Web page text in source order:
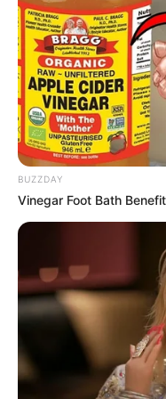
Já que a maioria
lembrancinhas dos
preparamos uma
Apesar da
são simples e
BUZZDAY
Vinegar Foot Bath